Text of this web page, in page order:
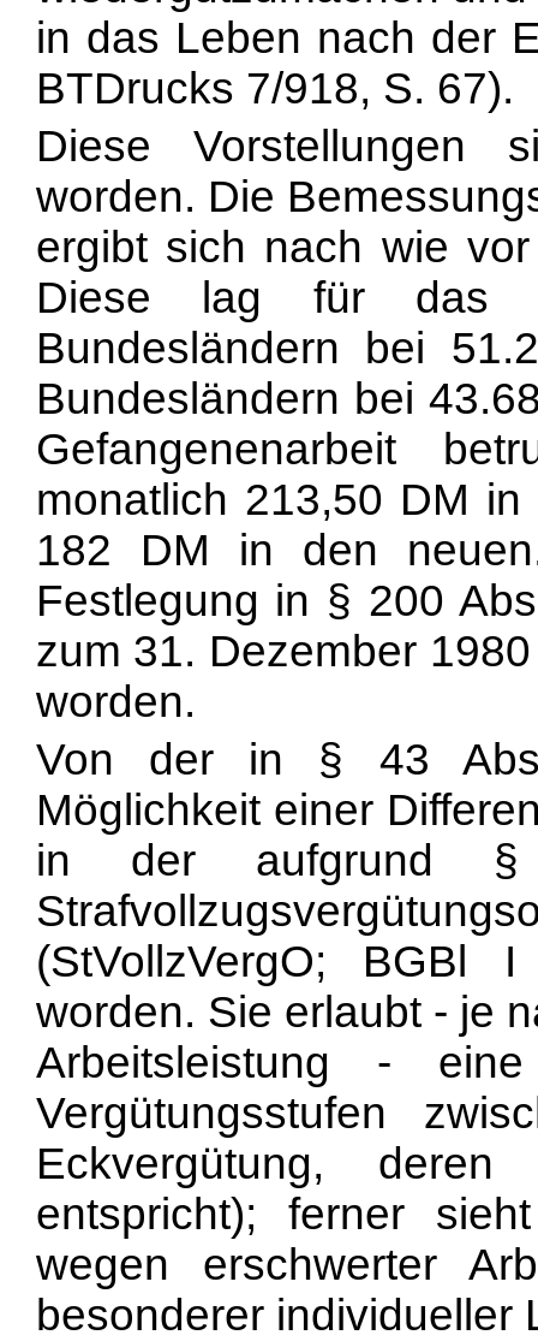
in das Leben nach der
BTDrucks 7/918, S. 67).
Diese Vorstellungen
worden. Die
ergibt sich nach wie
Diese lag für das
Bundesländern bei
Bundesländern bei
Gefangenenarbeit
monatlich 213,50 DM
182 DM in den
Festlegung in § 200
zum 31. Dezember
worden.
Von der in § 43
Möglichkeit einer
in der aufgrund §
(StVollzVergO; BGBl
worden. Sie erlaubt - je
Arbeitsleistung -
Vergütungsstufen
Eckvergütung,
entspricht); ferner
wegen erschwerter
besonderer individueller